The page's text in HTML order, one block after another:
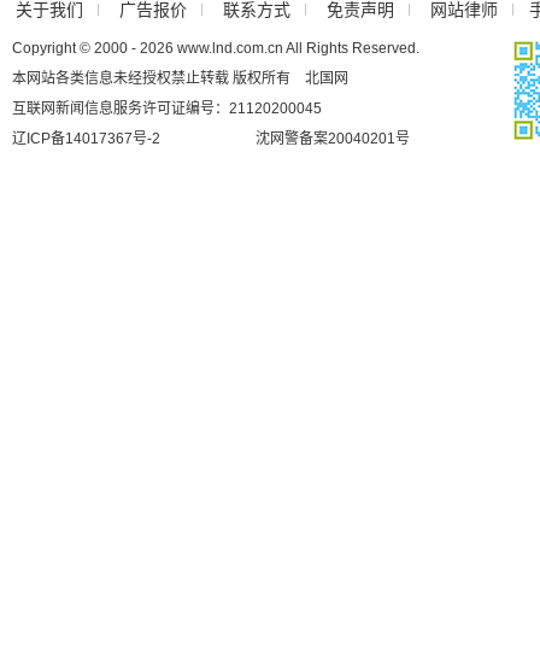
关于我们 广告报价 联系方式 免责声明 网站律师
Copyright © 2000 - 2026 www.lnd.com.cn All Rights Reserved.
本网站各类信息未经授权禁止转载 版权所有 北国网
互联网新闻信息服务许可证编号：21120200045
辽ICP备14017367号-2
沈网警备案20040201号